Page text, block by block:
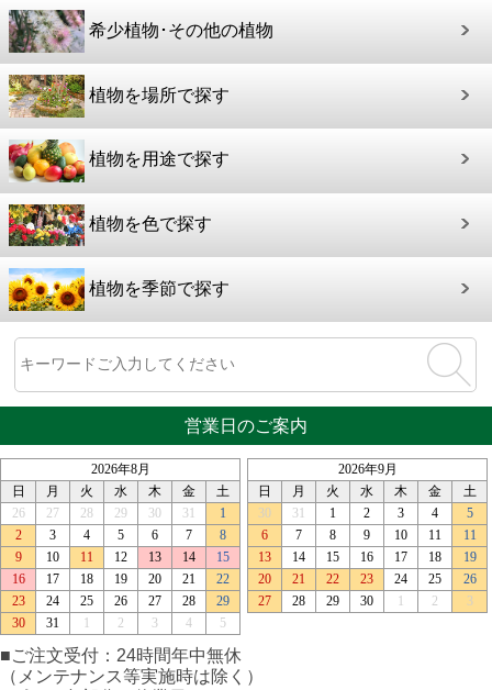
希少植物･その他の植物
植物を場所で探す
植物を用途で探す
植物を色で探す
植物を季節で探す
営業日のご案内
■ご注文受付：24時間年中無休
（メンテナンス等実施時は除く）